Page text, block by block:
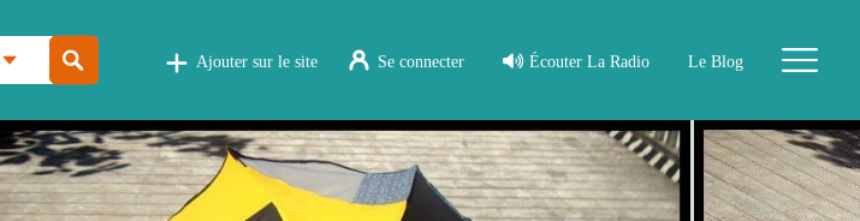
Ajouter sur le site Se connecter Écouter La Radio Le Blog